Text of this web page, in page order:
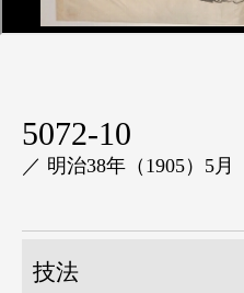
5072-10
／ 明治38年（1905）5月
技法